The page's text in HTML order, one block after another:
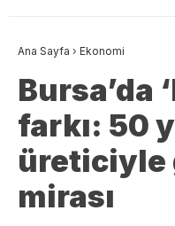
Ana Sayfa › Ekonomi
Bursa’da
farkı: 50
üreticiyle
mirası